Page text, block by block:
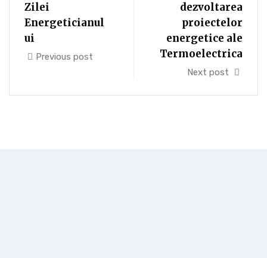
Zilei
Energeticianul
ui
Previous post
dezvoltarea
proiectelor
energetice ale
Termoelectrica
Next post